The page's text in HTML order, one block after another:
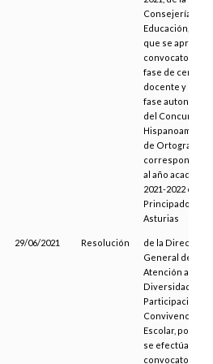
Consejería de
Educación, por
que se aprueba
convocatoria
fase de centro
docente y de la
fase autonómica
del Concurso
de Ortografía
al año
2021-2022 en el
Principado de
Asturias
29/06/2021 Resolución
de la Dirección
General de
Atención a la
Diversidad,
Participación y
Convivencia
Escolar, por la
se efectúa la
convocatoria